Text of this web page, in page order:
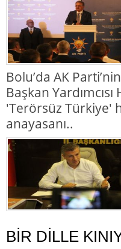
Bolu’da AK
Başkan
'Terörsüz Türkiye'
anayasanı..
BİR DİLLE